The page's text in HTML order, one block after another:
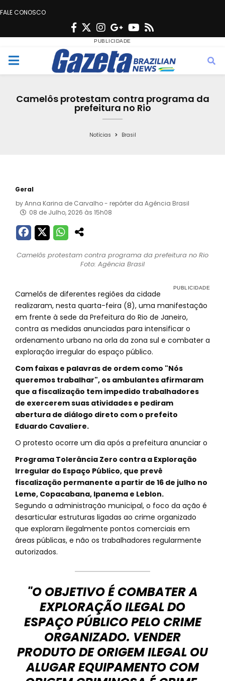
FALE CONOSCO
F
c
e
o
T
w
i
t
e
n
s
t
g
r
a
G
o
o
g
e
Y
u
t
b
s
M
Camelôs protestam contra programa da
prefeitura no Rio
Notícias Brasil
Geral
byAnna Karina de Carvalho - repórter da Agência Brasil
08 de Julho, 2026 às 15h08
Camelôs protestam contra programa da prefeitura no Rio
Foto: Agência Brasil
Camelôs de diferentes regiões da cidade
realizaram, nesta quarta-feira (8), uma manifestação
em frente à sede da Prefeitura do Rio de Janeiro,
contra as medidas anunciadas para intensificar o
ordenamento urbano na orla da zona sul e combater a
exploração irregular do espaço público.
Com faixas e palavras de ordem como "Nós
queremos trabalhar", os ambulantes afirmaram
que a fiscalização tem impedido trabalhadores
de exercerem suas atividades e pediram
abertura de diálogo direto com o prefeito
Eduardo Cavaliere.
O protesto ocorre um dia após a prefeitura anunciar o
Programa Tolerância Zero contra a Exploração
Irregular do Espaço Público, que prevê
fiscalização permanente a partir de 16 de julho no
Leme, Copacabana, Ipanema e Leblon.
Segundo a administração municipal, o foco da ação é
desarticular estruturas ligadas ao crime organizado
que exploram ilegalmente pontos comerciais em
áreas públicas, e não os trabalhadores regularmente
autorizados.
"O OBJETIVO É COMBATER A
EXPLORAÇÃO ILEGAL DO
ESPAÇO PÚBLICO PELO CRIME
ORGANIZADO. VENDER
PRODUTO DE ORIGEM ILEGAL OU
ALUGAR EQUIPAMENTO COM